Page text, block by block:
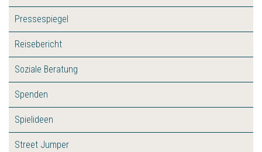
Pressespiegel
Reisebericht
Soziale Beratung
Spenden
Spielideen
Street Jumper